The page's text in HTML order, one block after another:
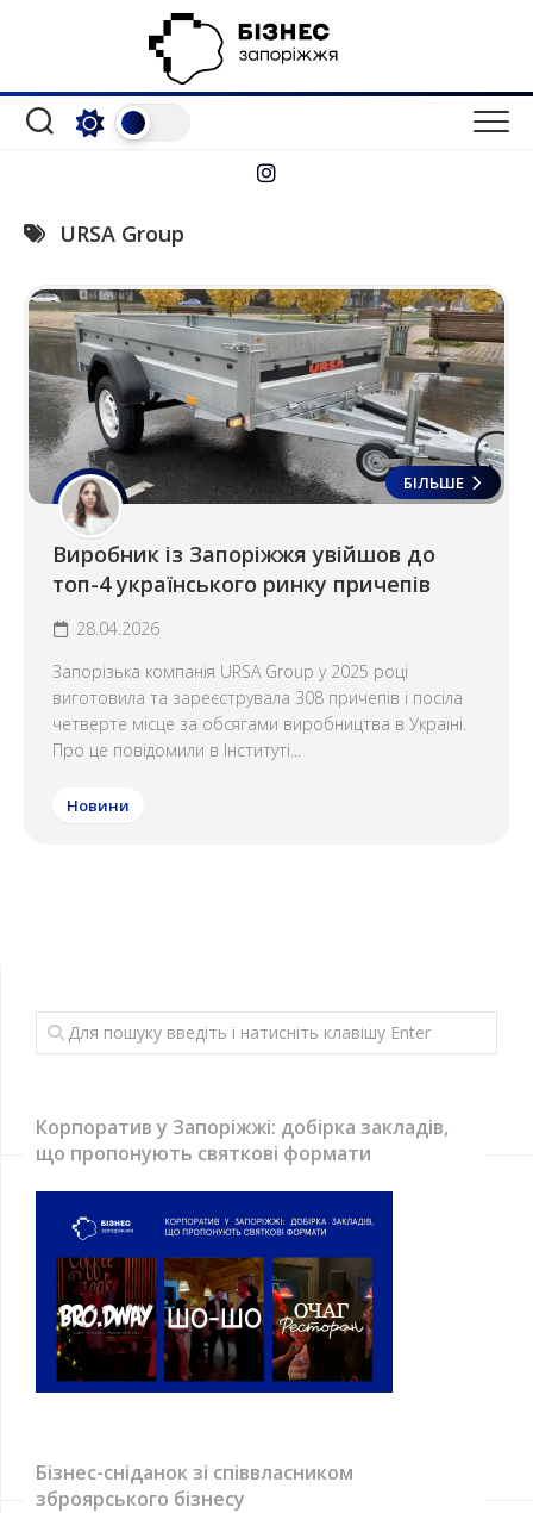
URSA Group
БІЛЬШЕ
Виробник із Запоріжжя увійшов до
топ-4 українського ринку причепів
28.04.2026
Запорізька компанія URSA Group у 2025 році
виготовила та зареєструвала 308 причепів і посіла
четверте місце за обсягами виробництва в Україні.
Про це повідомили в Інституті...
Новини
Корпоратив у Запоріжжі: добірка закладів,
що пропонують святкові формати
Бізнес-сніданок зі співвласником
зброярського бізнесу